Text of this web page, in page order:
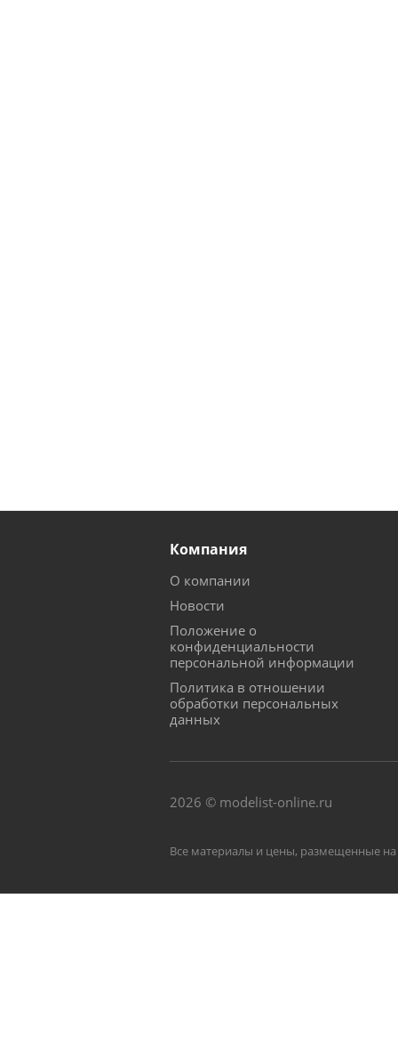
Компания
О компании
Новости
Положение о
конфиденциальности
персональной информации
Политика в отношении
обработки персональных
данных
2026 © modelist-online.ru
Все материалы и цены, размещенные на